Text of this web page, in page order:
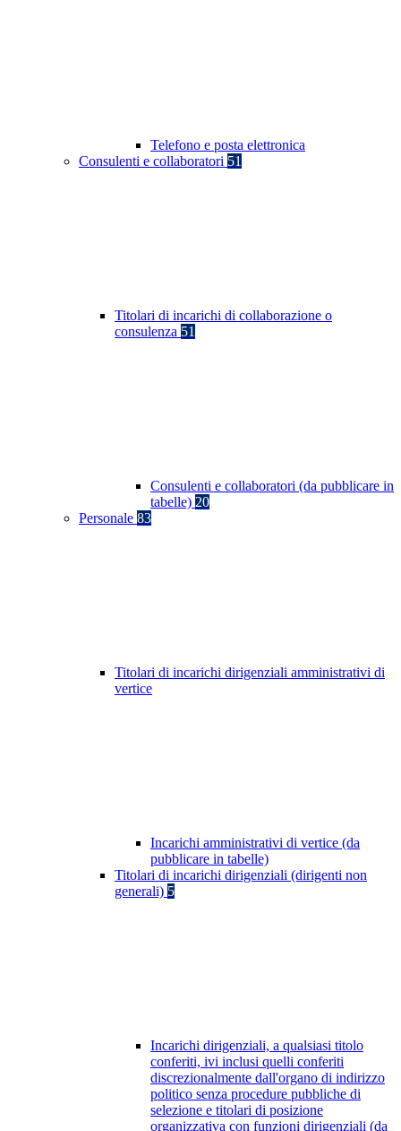
Telefono e posta elettronica
Consulenti e collaboratori 51
Titolari di incarichi di collaborazione o
consulenza 51
Consulenti e collaboratori (da pubblicare in
tabelle) 20
Personale 83
Titolari di incarichi dirigenziali amministrativi di
vertice
Incarichi amministrativi di vertice (da
pubblicare in tabelle)
Titolari di incarichi dirigenziali (dirigenti non
generali) 5
Incarichi dirigenziali, a qualsiasi titolo
conferiti, ivi inclusi quelli conferiti
discrezionalmente dall'organo di indirizzo
politico senza procedure pubbliche di
selezione e titolari di posizione
organizzativa con funzioni dirigenziali (da